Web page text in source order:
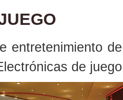
entretenimiento
de